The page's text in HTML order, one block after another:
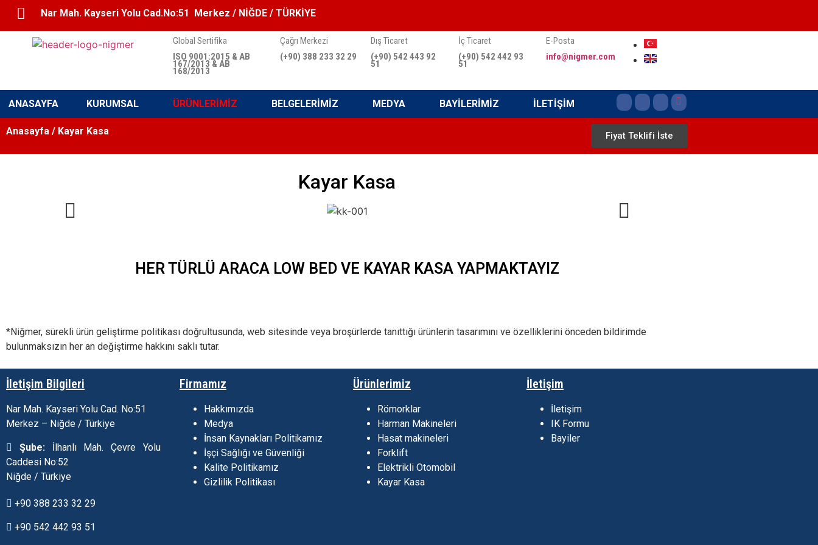
Nar Mah. Kayseri Yolu Cad.No:51 Merkez / NİĞDE / TÜRKİYE
Global Sertifika
ISO 9001:2015 & AB
167/2013 & AB
168/2013
Çağrı Merkezi
(+90) 388 233 32 29
Dış Ticaret
(+90) 542 443 92
51
İç Ticaret
(+90) 542 442 93
51
E-Posta
info@nigmer.com
ANASAYFA KURUMSAL ÜRÜNLERİMİZ BELGELERİMİZ MEDYA BAYİLERİMİZ İLETİŞİM
Anasayfa / Kayar Kasa Fiyat Teklifi İste
Kayar Kasa
HER TÜRLÜ ARACA LOW BED VE KAYAR KASA YAPMAKTAYIZ
*Niğmer, sürekli ürün geliştirme politikası doğrultusunda, web sitesinde veya broşürlerde tanıttığı ürünlerin tasarımını ve özelliklerini önceden bildirimde
bulunmaksızın her an değiştirme hakkını saklı tutar.
İletişim Bilgileri
Nar Mah. Kayseri Yolu Cad. No:51
Merkez – Niğde / Türkiye
Şube:İlhanlı Mah. Çevre Yolu
Caddesi No:52
Niğde / Türkiye
Firmamız
Hakkımızda
Medya
İnsan Kaynakları Politikamız
İşçi Sağlığı ve Güvenliği
Kalite Politikamız
Gizlilik Politikası
Ürünlerimiz
Römorklar
Harman Makineleri
Hasat makineleri
Forklift
Elektrikli Otomobil
Kayar Kasa
İletişim
İletişim
IK Formu
Bayiler
+90 388 233 32 29
+90 542 442 93 51